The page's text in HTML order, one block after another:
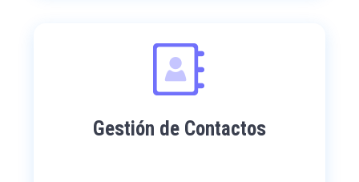
Gestión de Contactos